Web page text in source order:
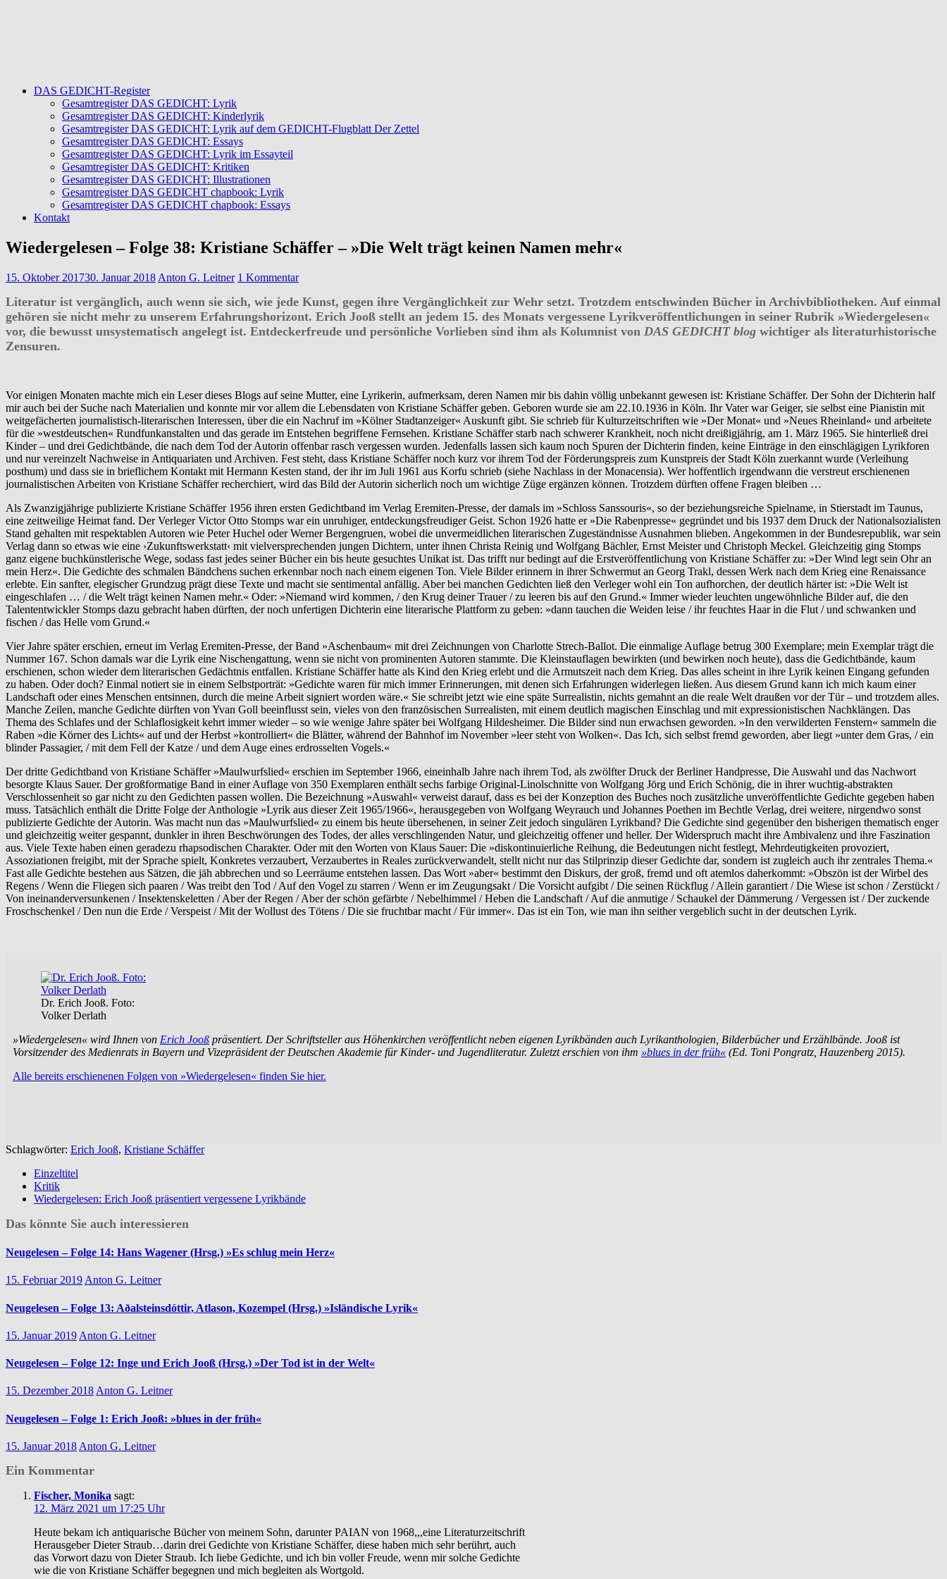
DAS GEDICHT-Register
Gesamtregister DAS GEDICHT: Lyrik
Gesamtregister DAS GEDICHT: Kinderlyrik
Gesamtregister DAS GEDICHT: Lyrik auf dem GEDICHT-Flugblatt Der Zettel
Gesamtregister DAS GEDICHT: Essays
Gesamtregister DAS GEDICHT: Lyrik im Essayteil
Gesamtregister DAS GEDICHT: Kritiken
Gesamtregister DAS GEDICHT: Illustrationen
Gesamtregister DAS GEDICHT chapbook: Lyrik
Gesamtregister DAS GEDICHT chapbook: Essays
Kontakt
Wiedergelesen – Folge 38: Kristiane Schäffer – »Die Welt trägt keinen Namen mehr«
15. Oktober 201730. Januar 2018 Anton G. Leitner 1 Kommentar
Literatur ist vergänglich, auch wenn sie sich, wie jede Kunst, gegen ihre Vergänglichkeit zur Wehr setzt. Trotzdem entschwinden Bücher in Archivbibliotheken. Auf einmal
gehören sie nicht mehr zu unserem Erfahrungshorizont. Erich Jooß stellt an jedem 15. des Monats vergessene Lyrikveröffentlichungen in seiner Rubrik »Wiedergelesen«
vor, die bewusst unsystematisch angelegt ist. Entdeckerfreude und persönliche Vorlieben sind ihm als Kolumnist von DAS GEDICHT blog wichtiger als literaturhistorische
Zensuren.
Vor einigen Monaten machte mich ein Leser dieses Blogs auf seine Mutter, eine Lyrikerin, aufmerksam, deren Namen mir bis dahin völlig unbekannt gewesen ist: Kristiane Schäffer. Der Sohn der Dichterin half
mir auch bei der Suche nach Materialien und konnte mir vor allem die Lebensdaten von Kristiane Schäffer geben. Geboren wurde sie am 22.10.1936 in Köln. Ihr Vater war Geiger, sie selbst eine Pianistin mit
weitgefächerten journalistisch-literarischen Interessen, über die ein Nachruf im »Kölner Stadtanzeiger« Auskunft gibt. Sie schrieb für Kulturzeitschriften wie »Der Monat« und »Neues Rheinland« und arbeitete
für die »westdeutschen« Rundfunkanstalten und das gerade im Entstehen begriffene Fernsehen. Kristiane Schäffer starb nach schwerer Krankheit, noch nicht dreißigjährig, am 1. März 1965. Sie hinterließ drei
Kinder – und drei Gedichtbände, die nach dem Tod der Autorin offenbar rasch vergessen wurden. Jedenfalls lassen sich kaum noch Spuren der Dichterin finden, keine Einträge in den einschlägigen Lyrikforen
und nur vereinzelt Nachweise in Antiquariaten und Archiven. Fest steht, dass Kristiane Schäffer noch kurz vor ihrem Tod der Förderungspreis zum Kunstpreis der Stadt Köln zuerkannt wurde (Verleihung
posthum) und dass sie in brieflichem Kontakt mit Hermann Kesten stand, der ihr im Juli 1961 aus Korfu schrieb (siehe Nachlass in der Monacensia). Wer hoffentlich irgendwann die verstreut erschienenen
journalistischen Arbeiten von Kristiane Schäffer recherchiert, wird das Bild der Autorin sicherlich noch um wichtige Züge ergänzen können. Trotzdem dürften offene Fragen bleiben …
Als Zwanzigjährige publizierte Kristiane Schäffer 1956 ihren ersten Gedichtband im Verlag Eremiten-Presse, der damals im »Schloss Sanssouris«, so der beziehungsreiche Spielname, in Stierstadt im Taunus,
eine zeitweilige Heimat fand. Der Verleger Victor Otto Stomps war ein unruhiger, entdeckungsfreudiger Geist. Schon 1926 hatte er »Die Rabenpresse« gegründet und bis 1937 dem Druck der Nationalsozialisten
Stand gehalten mit respektablen Autoren wie Peter Huchel oder Werner Bergengruen, wobei die unvermeidlichen literarischen Zugeständnisse Ausnahmen blieben. Angekommen in der Bundesrepublik, war sein
Verlag dann so etwas wie eine ›Zukunftswerkstatt‹ mit vielversprechenden jungen Dichtern, unter ihnen Christa Reinig und Wolfgang Bächler, Ernst Meister und Christoph Meckel. Gleichzeitig ging Stomps
ganz eigene buchkünstlerische Wege, sodass fast jedes seiner Bücher ein bis heute gesuchtes Unikat ist. Das trifft nur bedingt auf die Erstveröffentlichung von Kristiane Schäffer zu: »Der Wind legt sein Ohr an
mein Herz«. Die Gedichte des schmalen Bändchens suchen erkennbar noch nach einem eigenen Ton. Viele Bilder erinnern in ihrer Schwermut an Georg Trakl, dessen Werk nach dem Krieg eine Renaissance
erlebte. Ein sanfter, elegischer Grundzug prägt diese Texte und macht sie sentimental anfällig. Aber bei manchen Gedichten ließ den Verleger wohl ein Ton aufhorchen, der deutlich härter ist: »Die Welt ist
eingeschlafen … / die Welt trägt keinen Namen mehr.« Oder: »Niemand wird kommen, / den Krug deiner Trauer / zu leeren bis auf den Grund.« Immer wieder leuchten ungewöhnliche Bilder auf, die den
Talententwickler Stomps dazu gebracht haben dürften, der noch unfertigen Dichterin eine literarische Plattform zu geben: »dann tauchen die Weiden leise / ihr feuchtes Haar in die Flut / und schwanken und
fischen / das Helle vom Grund.«
Vier Jahre später erschien, erneut im Verlag Eremiten-Presse, der Band »Aschenbaum« mit drei Zeichnungen von Charlotte Strech-Ballot. Die einmalige Auflage betrug 300 Exemplare; mein Exemplar trägt die
Nummer 167. Schon damals war die Lyrik eine Nischengattung, wenn sie nicht von prominenten Autoren stammte. Die Kleinstauflagen bewirkten (und bewirken noch heute), dass die Gedichtbände, kaum
erschienen, schon wieder dem literarischen Gedächtnis entfallen. Kristiane Schäffer hatte als Kind den Krieg erlebt und die Armutszeit nach dem Krieg. Das alles scheint in ihre Lyrik keinen Eingang gefunden
zu haben. Oder doch? Einmal notiert sie in einem Selbstporträt: »Gedichte waren für mich immer Erinnerungen, mit denen sich Erfahrungen widerlegen ließen. Aus diesem Grund kann ich mich kaum einer
Landschaft oder eines Menschen entsinnen, durch die meine Arbeit signiert worden wäre.« Sie schreibt jetzt wie eine späte Surrealistin, nichts gemahnt an die reale Welt draußen vor der Tür – und trotzdem alles.
Manche Zeilen, manche Gedichte dürften von Yvan Goll beeinflusst sein, vieles von den französischen Surrealisten, mit einem deutlich magischen Einschlag und mit expressionistischen Nachklängen. Das
Thema des Schlafes und der Schlaflosigkeit kehrt immer wieder – so wie wenige Jahre später bei Wolfgang Hildesheimer. Die Bilder sind nun erwachsen geworden. »In den verwilderten Fenstern« sammeln die
Raben »die Körner des Lichts« auf und der Herbst »kontrolliert« die Blätter, während der Bahnhof im November »leer steht von Wolken«. Das Ich, sich selbst fremd geworden, aber liegt »unter dem Gras, / ein
blinder Passagier, / mit dem Fell der Katze / und dem Auge eines erdrosselten Vogels.«
Der dritte Gedichtband von Kristiane Schäffer »Maulwurfslied« erschien im September 1966, eineinhalb Jahre nach ihrem Tod, als zwölfter Druck der Berliner Handpresse, Die Auswahl und das Nachwort
besorgte Klaus Sauer. Der großformatige Band in einer Auflage von 350 Exemplaren enthält sechs farbige Original-Linolschnitte von Wolfgang Jörg und Erich Schönig, die in ihrer wuchtig-abstrakten
Verschlossenheit so gar nicht zu den Gedichten passen wollen. Die Bezeichnung »Auswahl« verweist darauf, dass es bei der Konzeption des Buches noch zusätzliche unveröffentlichte Gedichte gegeben haben
muss. Tatsächlich enthält die Dritte Folge der Anthologie »Lyrik aus dieser Zeit 1965/1966«, herausgegeben von Wolfgang Weyrauch und Johannes Poethen im Bechtle Verlag, drei weitere, nirgendwo sonst
publizierte Gedichte der Autorin. Was macht nun das »Maulwurfslied« zu einem bis heute übersehenen, in seiner Zeit jedoch singulären Lyrikband? Die Gedichte sind gegenüber den bisherigen thematisch enger
und gleichzeitig weiter gespannt, dunkler in ihren Beschwörungen des Todes, der alles verschlingenden Natur, und gleichzeitig offener und heller. Der Widerspruch macht ihre Ambivalenz und ihre Faszination
aus. Viele Texte haben einen geradezu rhapsodischen Charakter. Oder mit den Worten von Klaus Sauer: Die »diskontinuierliche Reihung, die Bedeutungen nicht festlegt, Mehrdeutigkeiten provoziert,
Assoziationen freigibt, mit der Sprache spielt, Konkretes verzaubert, Verzaubertes in Reales zurückverwandelt, stellt nicht nur das Stilprinzip dieser Gedichte dar, sondern ist zugleich auch ihr zentrales Thema.«
Fast alle Gedichte bestehen aus Sätzen, die jäh abbrechen und so Leerräume entstehen lassen. Das Wort »aber« bestimmt den Diskurs, der groß, fremd und oft atemlos daherkommt: »Obszön ist der Wirbel des
Regens / Wenn die Fliegen sich paaren / Was treibt den Tod / Auf den Vogel zu starren / Wenn er im Zeugungsakt / Die Vorsicht aufgibt / Die seinen Rückflug / Allein garantiert / Die Wiese ist schon / Zerstückt /
Von ineinanderversunkenen / Insektenskeletten / Aber der Regen / Aber der schön gefärbte / Nebelhimmel / Heben die Landschaft / Auf die anmutige / Schaukel der Dämmerung / Vergessen ist / Der zuckende
Froschschenkel / Den nun die Erde / Verspeist / Mit der Wollust des Tötens / Die sie fruchtbar macht / Für immer«. Das ist ein Ton, wie man ihn seither vergeblich sucht in der deutschen Lyrik.
Dr. Erich Jooß. Foto:
Volker Derlath
»Wiedergelesen« wird Ihnen von Erich Jooß präsentiert. Der Schriftsteller aus Höhenkirchen veröffentlicht neben eigenen Lyrikbänden auch Lyrikanthologien, Bilderbücher und Erzählbände. Jooß ist
Vorsitzender des Medienrats in Bayern und Vizepräsident der Deutschen Akademie für Kinder- und Jugendliteratur. Zuletzt erschien von ihm »blues in der früh« (Ed. Toni Pongratz, Hauzenberg 2015).
Alle bereits erschienenen Folgen von »Wiedergelesen« finden Sie hier.
Schlagwörter: Erich Jooß, Kristiane Schäffer
Einzeltitel
Kritik
Wiedergelesen: Erich Jooß präsentiert vergessene Lyrikbände
Das könnte Sie auch interessieren
Neugelesen – Folge 14: Hans Wagener (Hrsg.) »Es schlug mein Herz«
15. Februar 2019 Anton G. Leitner
Neugelesen – Folge 13: Aðalsteinsdóttir, Atlason, Kozempel (Hrsg.) »Isländische Lyrik«
15. Januar 2019 Anton G. Leitner
Neugelesen – Folge 12: Inge und Erich Jooß (Hrsg.) »Der Tod ist in der Welt«
15. Dezember 2018Anton G. Leitner
Neugelesen – Folge 1: Erich Jooß: »blues in der früh«
15. Januar 2018 Anton G. Leitner
Ein Kommentar
Fischer, Monika sagt:
12. März 2021 um 17:25 Uhr
Heute bekam ich antiquarische Bücher von meinem Sohn, darunter PAIAN von 1968,,,eine Literaturzeitschrift
Herausgeber Dieter Straub…darin drei Gedichte von Kristiane Schäffer, diese haben mich sehr berührt, auch
das Vorwort dazu von Dieter Straub. Ich liebe Gedichte, und ich bin voller Freude, wenn mir solche Gedichte
wie die von Kristiane Schäffer begegnen und mich begleiten als Wortgold.